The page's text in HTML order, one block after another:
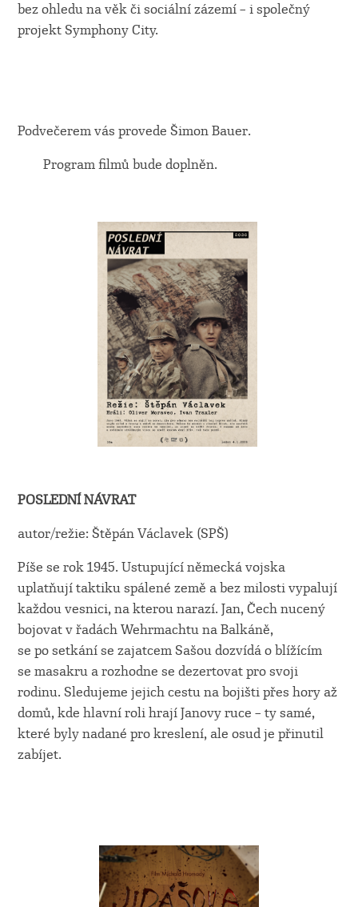
bez ohledu na věk či sociální zázemí – i společný
projekt Symphony City.
Podvečerem vás provede Šimon Bauer.
Program filmů bude doplněn.
POSLEDNÍ NÁVRAT
autor/režie: Štěpán Václavek (SPŠ)
Píše se rok 1945. Ustupující německá vojska
uplatňují taktiku spálené země a bez milosti vypalují
každou vesnici, na kterou narazí. Jan, Čech nucený
bojovat v řadách Wehrmachtu na Balkáně,
se po setkání se zajatcem Sašou dozvídá o blížícím
se masakru a rozhodne se dezertovat pro svoji
rodinu. Sledujeme jejich cestu na bojišti přes hory až
domů, kde hlavní roli hrají Janovy ruce – ty samé,
které byly nadané pro kreslení, ale osud je přinutil
zabíjet.